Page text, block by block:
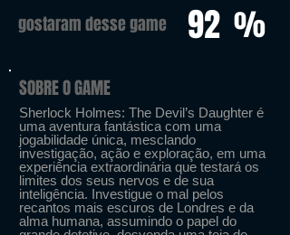
gostaram desse game 92 %
SOBRE O GAME
Sherlock Holmes: The Devil’s Daughter é
uma aventura fantástica com uma
jogabilidade única, mesclando
investigação, ação e exploração, em uma
experiência extraordinária que testará os
limites dos seus nervos e de sua
inteligência. Investigue o mal pelos
recantos mais escuros de Londres e da
alma humana, assumindo o papel do